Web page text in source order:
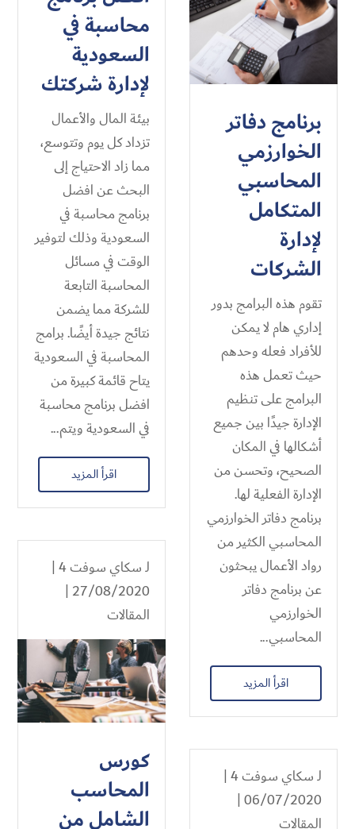
محاسبة في
السعودية
لإدارة شركتك
بيئة المال والأعمال
تزداد كل يوم وتتوسع،
مما زاد الاحتياج إلى
البحث عن افضل
برنامج محاسبة في
السعودية وذلك لتوفير
الوقت في مسائل
المحاسبة التابعة
للشركة مما يضمن
نتائج جيدة أيضًا. برامج
المحاسبة في السعودية
يتاح قائمة كبيرة من
افضل برنامج محاسبة
في السعودية ويتم...
اقرأ المزيد
برنامج دفاتر
الخوارزمي
المحاسبي
المتكامل
لإدارة
الشركات
تقوم هذه البرامج بدور
إداري هام لا يمكن
للأفراد فعله وحدهم
حيث تعمل هذه
البرامج على تنظيم
الإدارة جيدًا بين جميع
أشكالها في المكان
الصحيح، وتحسن من
الإدارة الفعلية لها.
برنامج دفاتر الخوارزمي
المحاسبي الكثير من
رواد الأعمال يبحثون
عن برنامج دفاتر
الخوارزمي
المحاسبي...
اقرأ المزيد
لـسكاي سوفت 4
|
27/08/2020 |
المقالات
كورس
المحاسب
الشامل من
لـسكاي سوفت 4
|
06/07/2020 |
المقالات